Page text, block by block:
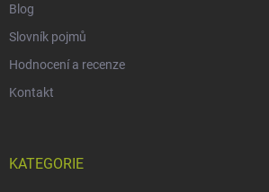
Blog
Slovník pojmů
Hodnocení a recenze
Kontakt
KATEGORIE